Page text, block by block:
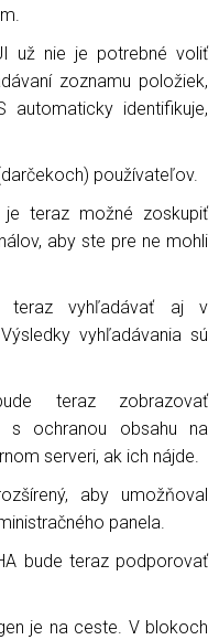
už nie je potrebné voliť
zoznamu položiek,
automaticky identifikuje,
používateľov.
teraz možné zoskupiť
aby ste pre ne mohli
teraz vyhľadávať aj v
vyhľadávania sú
teraz zobrazovať
s ochranou obsahu na
serveri, ak ich nájde.
aby umožňoval
panela.
bude teraz podporovať
je na ceste. V blokoch